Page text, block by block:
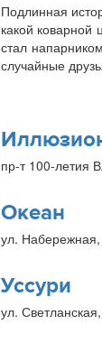
Подлинная
какой коварной
стал
случайные
пр-т 100-летия
Океан
ул.
Уссури
ул.